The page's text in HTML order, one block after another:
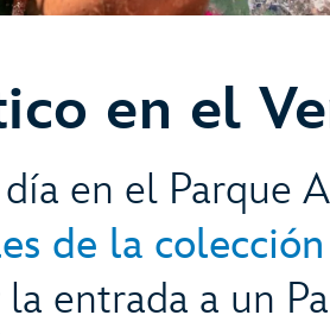
en el
en el Parque
de la
entrada a un